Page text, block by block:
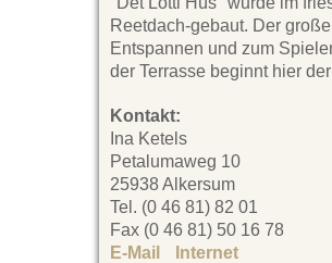
Reetdach-gebaut. Der
Entspannen und zum
der Terrasse beginnt hier
Kontakt:
Ina Ketels
Petalumaweg 10
25938 Alkersum
Tel. (0 46 81) 82 01
Fax (0 46 81) 50 16 78
E-Mail
Internet